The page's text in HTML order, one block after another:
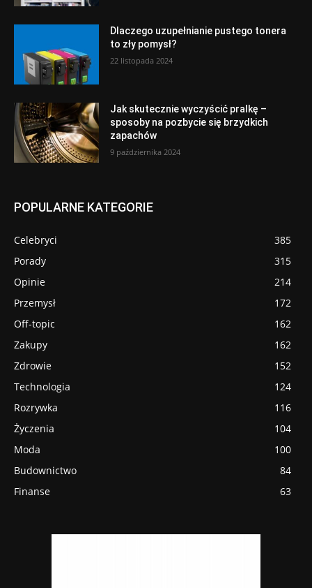
Dlaczego uzupełnianie pustego tonera
to zły pomysł?
22 listopada 2024
Jak skutecznie wyczyścić pralkę –
sposoby na pozbycie się brzydkich
zapachów
9 października 2024
POPULARNE KATEGORIE
Celebryci
385
Porady
315
Opinie
214
Przemysł
172
Off-topic
162
Zakupy
162
Zdrowie
152
Technologia
124
Rozrywka
116
Życzenia
104
Moda
100
Budownictwo
84
Finanse
63